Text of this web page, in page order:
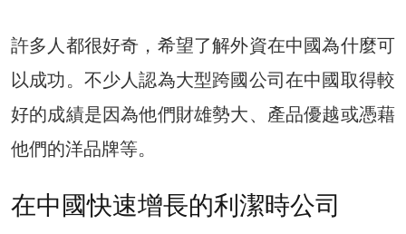
許多人都很好奇，希望了解外資在中國為什麼可
以成功。不少人認為大型跨國公司在中國取得較
好的成績是因為他們財雄勢大、產品優越或憑藉
他們的洋品牌等。
在中國快速增長的利潔時公司